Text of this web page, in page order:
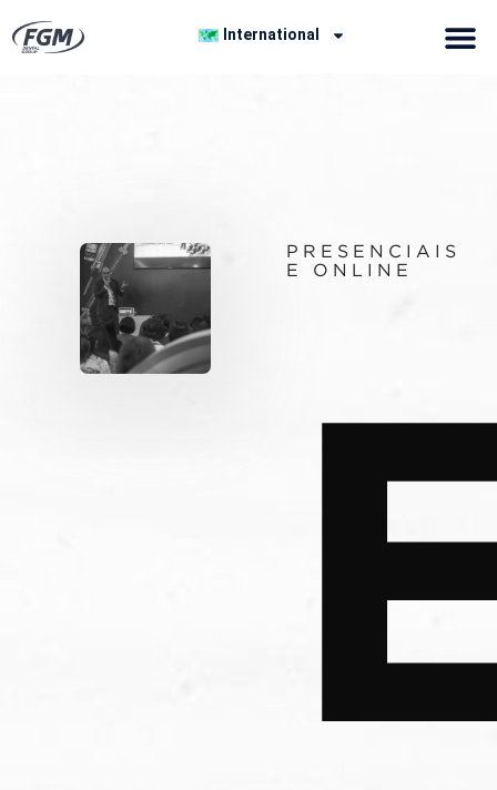
International
PRESENCIAIS
E ONLINE